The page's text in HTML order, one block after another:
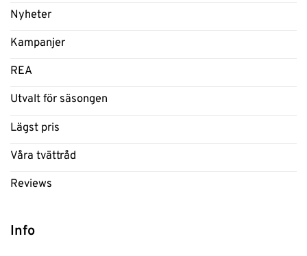
Nyheter
Kampanjer
REA
Utvalt för säsongen
Lägst pris
Våra tvättråd
Reviews
Info